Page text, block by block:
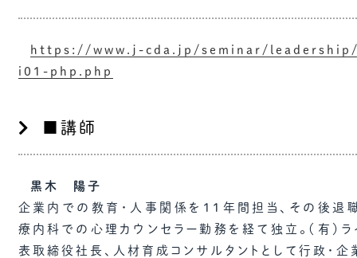
https://www.j-cda.jp/seminar/leadership/
i01-php.php
■講師
黒木 陽子
企業内での教育・人事関係を１１年間担当、その後退
療内科での心理カウンセラー勤務を経て独立。（有）ラ
表取締役社長、人材育成コンサルタントとして行政・企